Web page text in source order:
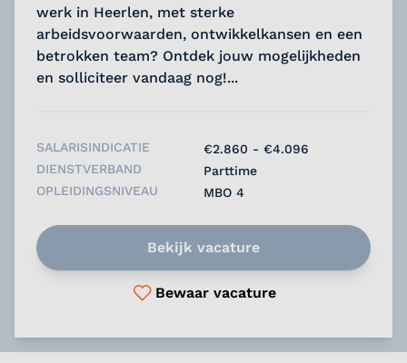
werk in Heerlen, met sterke
arbeidsvoorwaarden, ontwikkelkansen en een
betrokken team? Ontdek jouw mogelijkheden
en solliciteer vandaag nog!...
SALARISINDICATIE
€2.860 - €4.096
DIENSTVERBAND
Parttime
OPLEIDINGSNIVEAU
MBO 4
Bekijk vacature
Bewaar vacature